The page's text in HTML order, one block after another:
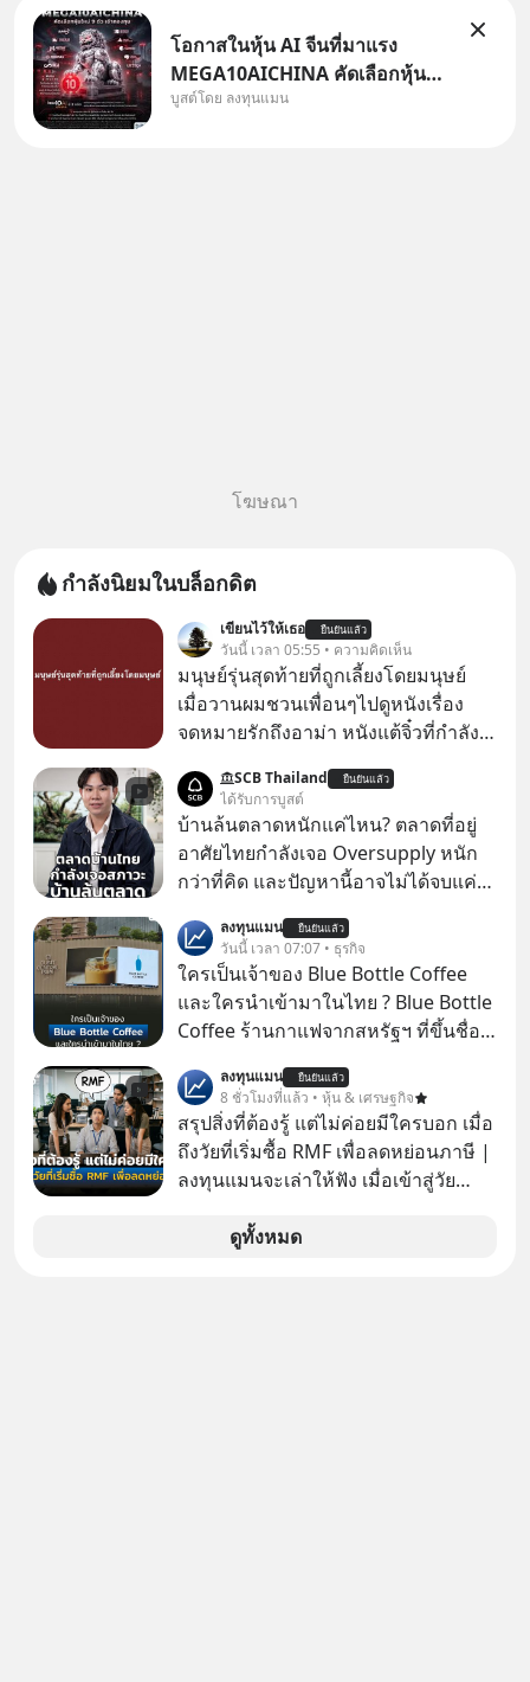
โอกาสในหุ้น AI จีนที่มาแรง
MEGA10AICHINA คัดเลือกหุ้น
ใหม่ 9 ตัว เข้ากองทุน.. ครอบคลุม
บูสต์โดย ลงทุนแมน
โฆษณา
กำลังนิยมในบล็อกดิต
เขียนไว้ให้เธอ ยืนยันแล้ว
วันนี้ เวลา 05:55 • ความคิดเห็น
มนุษย์รุ่นสุดท้ายที่ถูกเลี้ยงโดยมนุษย์
เมื่อวานผมชวนเพื่อนๆไปดูหนังเรื่อง
จดหมายรักถึงอาม่า หนังแต้จิ๋วที่กำลัง
ป๊าผมเห็นโปสเตอร์หนังเรื่องนี้หลาย
เดือนก่อนและอยากดูมาก ด้วยเพราะว่า
อากงก็มาจากเมืองจีน ป๊าก็พูดแต้จิ๋วได้
มีเรื่องราวมีความผูกพันที่ได้ยินตั้งแต่
SCB Thailand ยืนยันแล้ว
ได้รับการบูสต์
บ้านล้นตลาดหนักแค่ไหน? ตลาดที่อยู่
อาศัยไทยกำลังเจอ Oversupply หนัก
กว่าที่คิด และปัญหานี้อาจไม่ได้จบแค่
ล้นตลาด #เศรษฐกิจไทย #EICAround
#SCBThailand สามารถดูคลิปที่
youtube ประกอบได้ที่ link :
https://youtube.com/shorts/-
ลงทุนแมน ยืนยันแล้ว
วันนี้ เวลา 07:07 • ธุรกิจ
ใครเป็นเจ้าของ Blue Bottle Coffee
และใครนำเข้ามาในไทย ? Blue Bottle
Coffee ร้านกาแฟจากสหรัฐฯ ที่ขึ้นชื่อ
แรกในประเทศไทย ที่ Central Park
ลงทุนแมน ยืนยันแล้ว
8 ชั่วโมงที่แล้ว • หุ้น & เศรษฐกิจ
สรุปสิ่งที่ต้องรู้ แต่ไม่ค่อยมีใครบอก เมื่อ
ถึงวัยที่เริ่มซื้อ RMF เพื่อลดหย่อนภาษี |
ลงทุนแมนจะเล่าให้ฟัง เมื่อเข้าสู่วัย
ดูทั้งหมด